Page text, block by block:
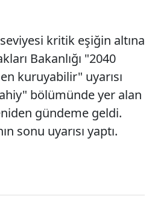
kritik eşiğin altına
Bakanlığı "2040
kuruyabilir" uyarısı
bölümünde yer alan
gündeme geldi.
sonu uyarısı yaptı.